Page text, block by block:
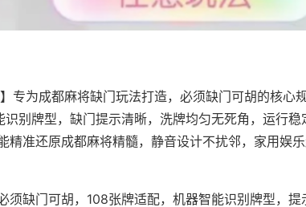
专为成都麻将缺门玩法打造，必须缺门可胡的核心
别牌型，缺门提示清晰，洗牌均匀无死角，运行稳
精准还原成都麻将精髓，静音设计不扰邻，家用娱
须缺门可胡，108张牌适配，机器智能识别牌型，提